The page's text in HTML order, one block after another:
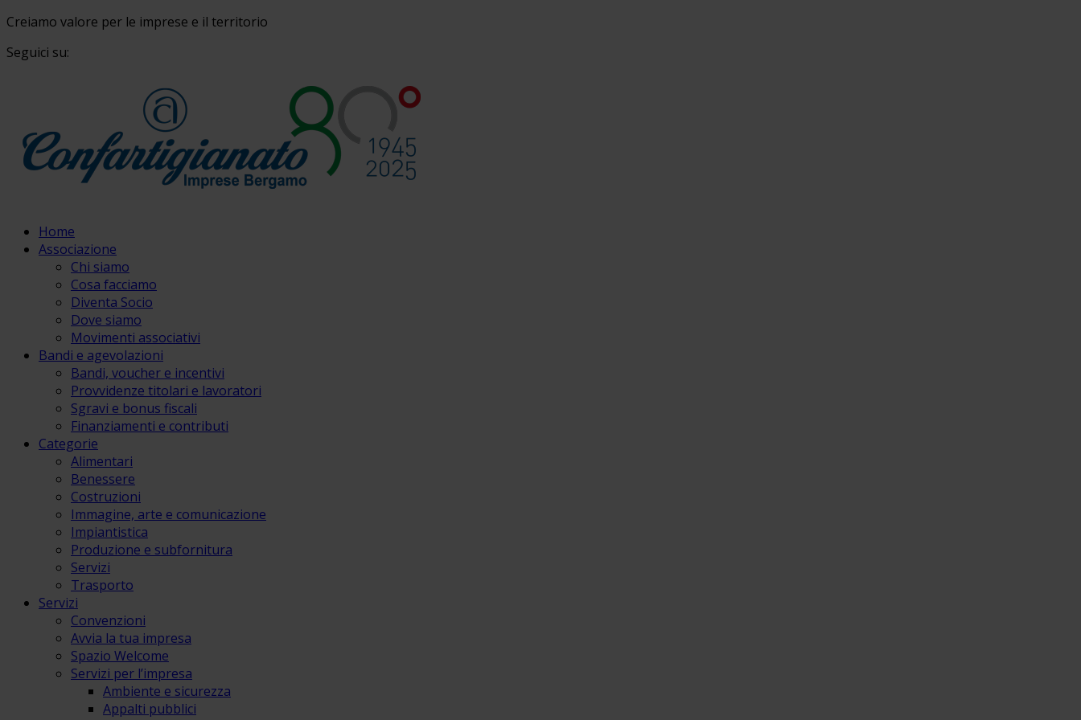
Creiamo valore per le imprese e il territorio
Seguici su:
Home
Associazione
Chi siamo
Cosa facciamo
Diventa Socio
Dove siamo
Movimenti associativi
Bandi e agevolazioni
Bandi, voucher e incentivi
Provvidenze titolari e lavoratori
Sgravi e bonus fiscali
Finanziamenti e contributi
Categorie
Alimentari
Benessere
Costruzioni
Immagine, arte e comunicazione
Impiantistica
Produzione e subfornitura
Servizi
Trasporto
Servizi
Convenzioni
Avvia la tua impresa
Spazio Welcome
Servizi per l’impresa
Ambiente e sicurezza
Appalti pubblici